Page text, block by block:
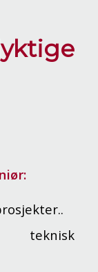
teknisk